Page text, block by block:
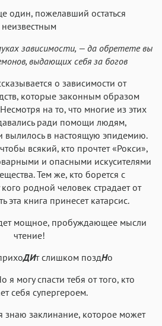
Аа
SF Serif Аа
Аа
Georgia
Аа
Times New Roman
New
Аа
Menlo
Аа
SF Mono
один, пожелавший остаться
неизвестным
зависимости, — да обретете вы
выдающих себя за богов
о зависимости от
которые законным образом
на то, что многие из этих
ради помощи людям,
вылилось в настоящую эпидемию.
всякий, кто прочтет «Рокси»,
и опасными искусителями
Тем же, кто борется с
родной человек страдает от
эта книга принесет катарсис.
мощное, пробуждающее мысли
чтение!
ДИт слишком поздНо
я могу спасти тебя от того, кто
себя супергероем.
знаю заклинание, которое может